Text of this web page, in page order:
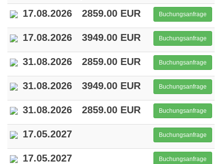
17.08.2026
2859.00 EUR Buchungsanfrage
17.08.2026 3949.00 EUR Buchungsanfrage
31.08.2026 2859.00 EUR Buchungsanfrage
31.08.2026 3949.00 EUR Buchungsanfrage
31.08.2026 2859.00 EUR Buchungsanfrage
17.05.2027 Buchungsanfrage
17.05.2027 Buchungsanfrage